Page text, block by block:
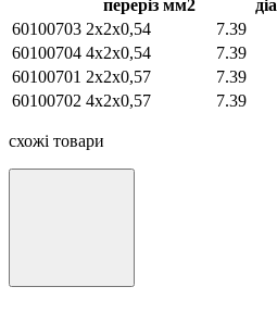
переріз мм2
60100703 2х2х0,54 7.39
60100704 4х2х0,54 7.39
60100701 2х2х0,57 7.39
60100702 4х2х0,57 7.39
схожі товари